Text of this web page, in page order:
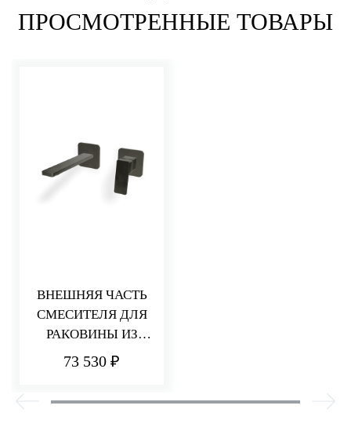
ПРОСМОТРЕННЫЕ ТОВАРЫ
ВНЕШНЯЯ ЧАСТЬ
СМЕСИТЕЛЯ ДЛЯ
РАКОВИНЫ ИЗ
СТЕНЫ 185 ММ
73 530 ₽